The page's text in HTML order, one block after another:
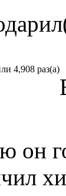
4,908 раз(а)
он